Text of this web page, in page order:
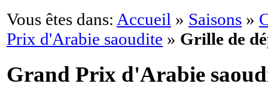
Vous êtes dans: Accueil » Saisons »
Prix d'Arabie saoudite » Grille de
Grand Prix d'Arabie